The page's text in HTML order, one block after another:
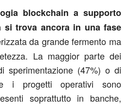
blockchain a supporto
si trova ancora in una fase
da grande fermento ma
La maggior parte dei
sperimentazione (47%) o di
i progetti operativi sono
soprattutto in banche,